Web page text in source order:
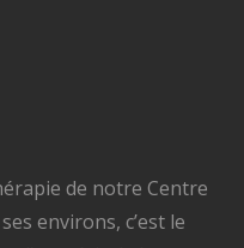
de notre Centre
environs, c’est le